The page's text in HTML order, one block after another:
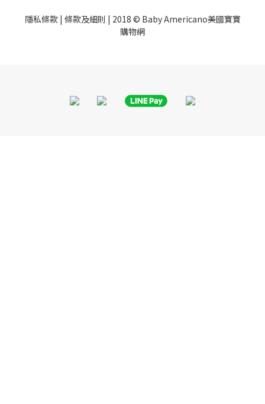
隱私條款| 條款及細則 | 2018 © Baby Americano美國寶寶
購物網